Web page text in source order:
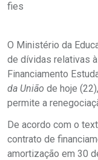
fies
O Ministério da
de dívidas relativas
Financiamento
da União de hoje
permite a
De acordo com o
contrato de
amortização em 30